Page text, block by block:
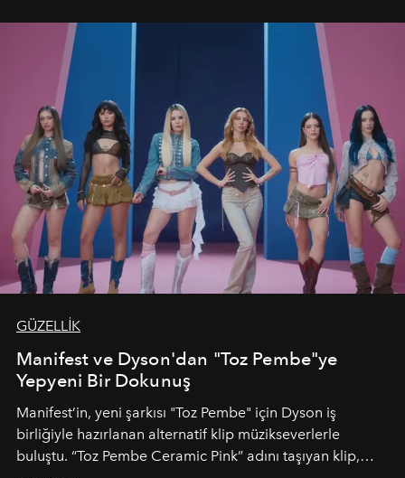
GÜZELLİK
Manifest ve Dyson'dan "Toz Pembe"ye
Yepyeni Bir Dokunuş
Manifest’in, yeni şarkısı "Toz Pembe" için Dyson iş
birliğiyle hazırlanan alternatif klip müzikseverlerle
buluştu. “Toz Pembe Ceramic Pink” adını taşıyan klip,